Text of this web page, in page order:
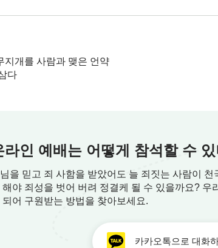
. 이것이 바로 노아와 현대인들의 본질적
겉모습을 보지만, 하나님은 사람의 내면과
수 있다. 하지만 사람 내면 깊은 곳에 존재
도가 사람이 하나님을 참되게 믿지 못하도
ㆍ2권 하나님을 알아 가는 것에 관하여ㆍ하나님
지개를 사람과 맺은 언약
다
라인 예배는 어떻게 참석할 수
을 믿고 죄 사함을 받았어도 늘 죄짓는 사람이
해야 죄성을 벗어 버려 정결케 될 수 있을까요? 우
되어 구원받는 방법을 찾아보세요.
카카오톡으로 대화